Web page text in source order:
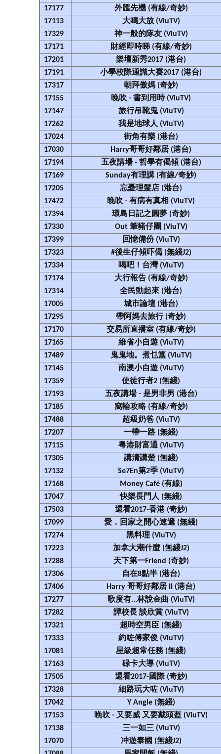
17177
外匯先機 (有線/奇妙)
17113
大鳴大放 (ViuTV)
17329
神一般的隊友 (ViuTV)
17171
財經即時睇 (有線/奇妙)
17201
樂壇新秀2017 (港台)
17191
小學校際通識大賽2017 (港台)
17317
朝拜傲媽 (奇妙)
17155
晚吹 - 書到用時 (ViuTV)
17147
旅行吊靴鬼 (ViuTV)
17262
我是地球人 (ViuTV)
17024
街角有樂 (港台)
17030
Harry哥哥好鄰居 (港台)
17194
五夜講場 - 哲學有偈傾 (港台)
17169
Sunday有理講 (有線/奇妙)
17205
忘憂理髮店 (港台)
17472
晚吹 - 有病有真相 (ViuTV)
17394
環島日記之圓夢 (奇妙)
17330
Out 筆豬仔團 (ViuTV)
17399
回憶備份 (ViuTV)
17323
#後生仔傾吓偈 (無綫J2)
17334
喝吧！台灣 (ViuTV)
17174
大行報告 (有線/奇妙)
17314
全民動起來 (港台)
17005
城市論壇 (港台)
17295
帶阿媽去旅行 (奇妙)
17170
交易所直播室 (有線/奇妙)
17165
維省小自遊 (ViuTV)
17489
鬼鬼地。煮乜簋 (ViuTV)
17145
南澳小自遊 (ViuTV)
17359
使徒行者2 (無綫)
17193
五夜講場 - 是男非男 (港台)
17185
窩輪攻略 (有線/奇妙)
17488
超級奶爸 (ViuTV)
17207
一帶一路 (無綫)
17115
粵港財富通 (ViuTV)
17305
講清講楚 (無綫)
17132
Se7En第2季 (ViuTV)
17168
Money Café (有線)
17047
快樂長門人 (無綫)
17503
還看2017-香港 (奇妙)
17099
愛．回家之開心速遞 (無綫)
17274
黑料理 (ViuTV)
17223
加拿大潮什麼 (無綫J2)
17288
天下第一Friend (奇妙)
17306
自在8點半 (港台)
17406
Harry 哥哥好鄰居 II (港台)
17277
歌度有...林說金曲 (ViuTV)
17282
譚校長 談欣賞 (ViuTV)
17321
超時空男臣 (無綫)
17333
約咗傅家俊 (ViuTV)
17081
星級超常任務 (無綫)
17163
碌卡大導 (ViuTV)
17505
還看2017-國際 (奇妙)
17328
細路玩大咗 (ViuTV)
17042
Y Angle (無綫)
17153
晚吹 - 又要威 又要戴頭盔 (ViuTV)
17138
三一如三 (ViuTV)
17070
冲遊泰國 (無綫J2)